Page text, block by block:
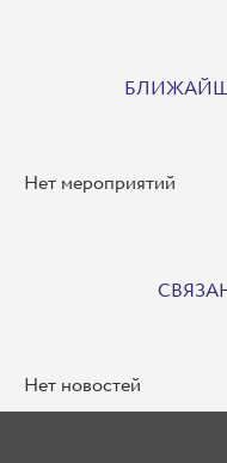
Нет мероприятий
Нет новостей